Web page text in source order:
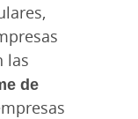
las
de